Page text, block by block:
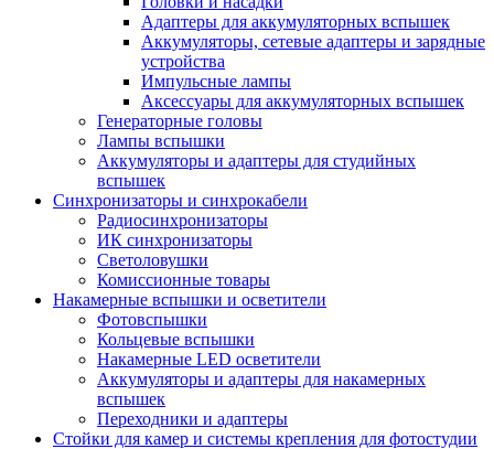
Адаптеры для аккумуляторных вспышек
Аккумуляторы, сетевые адаптеры и зарядные
устройства
Импульсные лампы
Аксессуары для аккумуляторных вспышек
Генераторные головы
Лампы вспышки
Аккумуляторы и адаптеры для студийных
вспышек
Синхронизаторы и синхрокабели
Радиосинхронизаторы
ИК синхронизаторы
Светоловушки
Комиссионные товары
Накамерные вспышки и осветители
Фотовспышки
Кольцевые вспышки
Накамерные LED осветители
Аккумуляторы и адаптеры для накамерных
вспышек
Переходники и адаптеры
Стойки для камер и системы крепления для фотостудии